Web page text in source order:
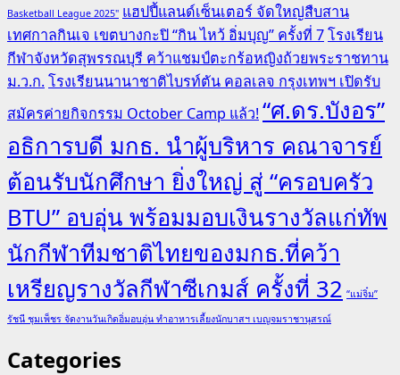
Basketball League 2025" แฮปปี้แลนด์เซ็นเตอร์ จัดใหญ่สืบสาน
เทศกาลกินเจ เขตบางกะปิ “กิน ไหว้ อิ่มบุญ” ครั้งที่ 7โรงเรียน
กีฬาจังหวัดสุพรรณบุรี คว้าแชมป์ตะกร้อหญิงถ้วยพระราชทาน
ม.ว.ก.โรงเรียนนานาชาติไบรท์ตัน คอลเลจ กรุงเทพฯ เปิดรับ
สมัครค่ายกิจกรรม October Camp แล้ว!“ศ.ดร.บังอร”
อธิการบดี มกธ. นำผู้บริหาร คณาจารย์
ต้อนรับนักศึกษา ยิ่งใหญ่ สู่ “ครอบครัว
BTU” อบอุ่น พร้อมมอบเงินรางวัลแก่ทัพ
นักกีฬาทีมชาติไทยของมกธ.ที่คว้า
เหรียญรางวัลกีฬาซีเกมส์ ครั้งที่ 32 “แม่จิ๋ม”
รัชนี ชุมเพ็ชร จัดงานวันเกิดอิ่มอบอุ่น ทำอาหารเลี้ยงนักบาสฯ เบญจมราชานุสรณ์
Categories